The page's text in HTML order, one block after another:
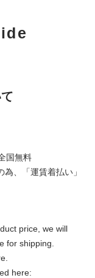
国無料
、「運賃着払い」
price, we will
for shipping.
here: